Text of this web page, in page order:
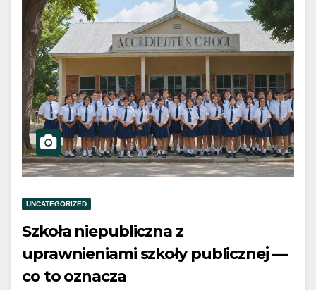
UNCATEGORIZED
Szkoła niepubliczna z
uprawnieniami szkoły publicznej —
co to oznacza